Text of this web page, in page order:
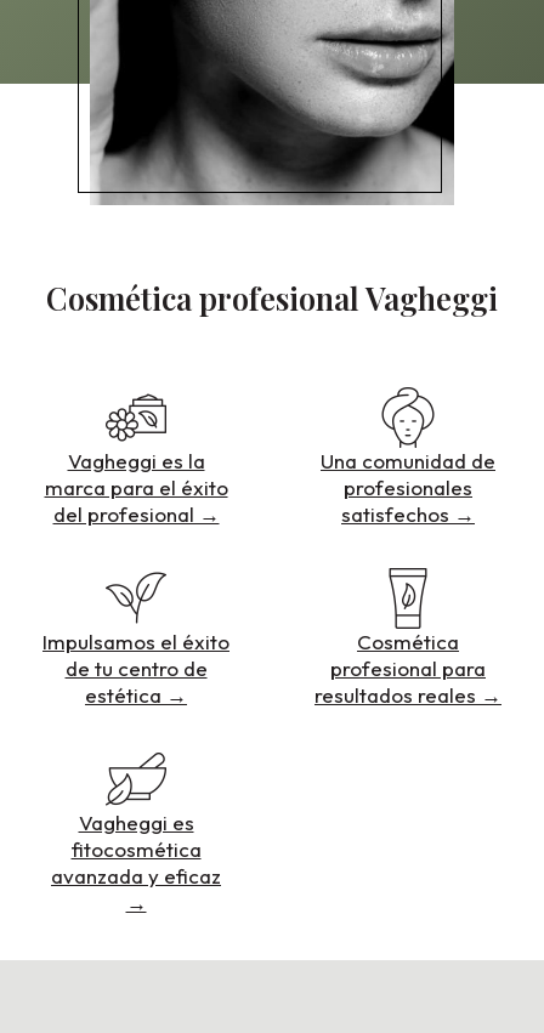
Cosmética profesional Vagheggi
Vagheggi es la
marca para el éxito
del profesional →
Una comunidad de
profesionales
satisfechos →
Impulsamos el éxito
de tu centro de
estética →
Cosmética
profesional para
resultados reales →
Vagheggi es
fitocosmética
avanzada y eficaz
→